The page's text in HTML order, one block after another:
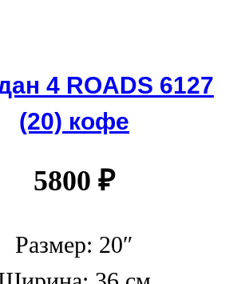
4 ROADS 6127
(20) кофе
5800 ₽
Размер: 20″